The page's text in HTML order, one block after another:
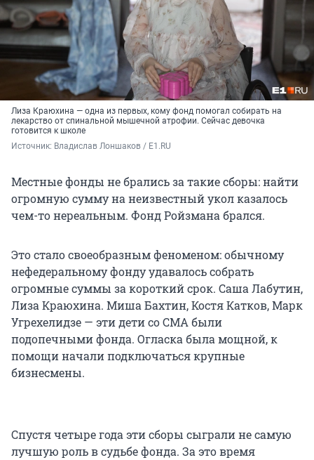
Лиза Краюхина — одна из первых, кому фонд помогал собирать на
лекарство от спинальной мышечной атрофии. Сейчас девочка
готовится к школе
Источник: Владислав Лоншаков / E1.RU
Местные фонды не брались за такие сборы: найти
огромную сумму на неизвестный укол казалось
чем-то нереальным. Фонд Ройзмана брался.
Это стало своеобразным феноменом: обычному
нефедеральному фонду удавалось собрать
огромные суммы за короткий срок. Саша Лабутин,
Лиза Краюхина. Миша Бахтин, Костя Катков, Марк
Угрехелидзе — эти дети со СМА были
подопечными фонда. Огласка была мощной, к
помощи начали подключаться крупные
бизнесмены.
Спустя четыре года эти сборы сыграли не самую
лучшую роль в судьбе фонда. За это время